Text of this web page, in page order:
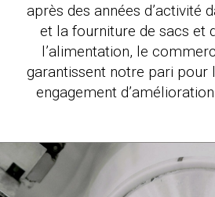
après des années d’activité
et la fourniture de sacs et
l’alimentation, le
garantissent notre pari pour
engagement